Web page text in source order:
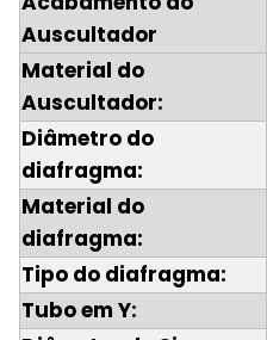
Auscultador
Material do
Auscultador:
Diâmetro do
diafragma:
Material do
diafragma:
Tipo do diafragma:
Tubo em Y: